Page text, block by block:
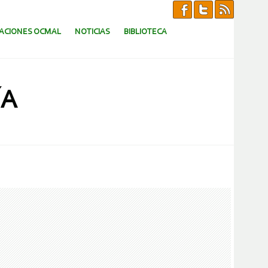
OCMAL NOTICIAS BIBLIOTECA